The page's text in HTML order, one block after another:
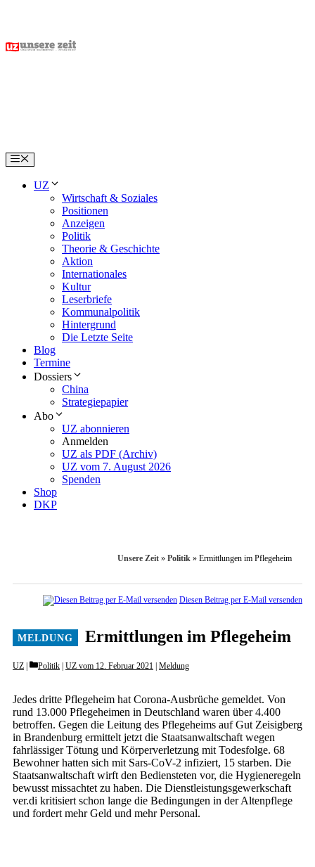
content
Menu
UZ
Wirtschaft & Soziales
Positionen
Anzeigen
Politik
Theorie & Geschichte
Aktion
Internationales
Kultur
Leserbriefe
Kommunalpolitik
Hintergrund
Die Letzte Seite
Blog
Termine
Dossiers
China
Strategiepapier
Abo
UZ abonnieren
Anmelden
UZ als PDF (Archiv)
UZ vom 7. August 2026
Spenden
Shop
DKP
Unsere Zeit » Politik » Ermittlungen im Pflegeheim
Diesen Beitrag per E-Mail versenden
Ermittlungen im Pflegeheim
UZ Categories
Politik UZ vom 12. Februar 2021 Meldung
Jedes dritte Pflegeheim hat Corona-Ausbrüche gemeldet. Von
rund 13.000 Pflegeheimen in Deutschland waren über 4.400
betroffen. Gegen die Leitung des Pflegeheims auf Gut Zeisigberg
in Brandenburg ermittelt jetzt die Staatsanwaltschaft wegen
fahrlässiger Tötung und Körperverletzung mit Todesfolge. 68
Bewohner hatten sich mit Sars-CoV-2 infiziert, 15 starben. Die
Staatsanwaltschaft wirft den Bediensteten vor, die Hygieneregeln
bewusst missachtet zu haben. Die Dienstleistungsgewerkschaft
ver.di kritisiert schon lange die Bedingungen in der Altenpflege
und fordert mehr Geld und mehr Personal.